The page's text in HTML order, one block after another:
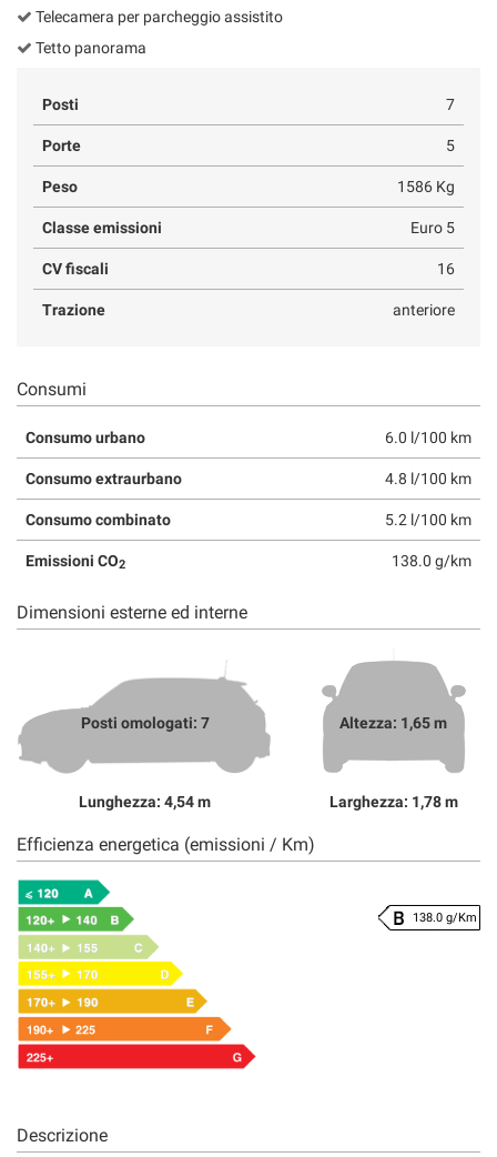
Telecamera per parcheggio assistito
Tetto panorama
Posti 7
Porte 5
Peso 1586 Kg
Classe emissioni Euro 5
CV fiscali 16
Trazione anteriore
Consumi
Consumo urbano 6.0 l/100 km
Consumo extraurbano 4.8 l/100 km
Consumo combinato 5.2 l/100 km
Emissioni CO2 138.0 g/km
Dimensioni esterne ed interne
Posti omologati: 7
Lunghezza: 4,54 m
Altezza: 1,65 m
Larghezza: 1,78 m
Efficienza energetica (emissioni / Km)
138.0 g/Km
Descrizione